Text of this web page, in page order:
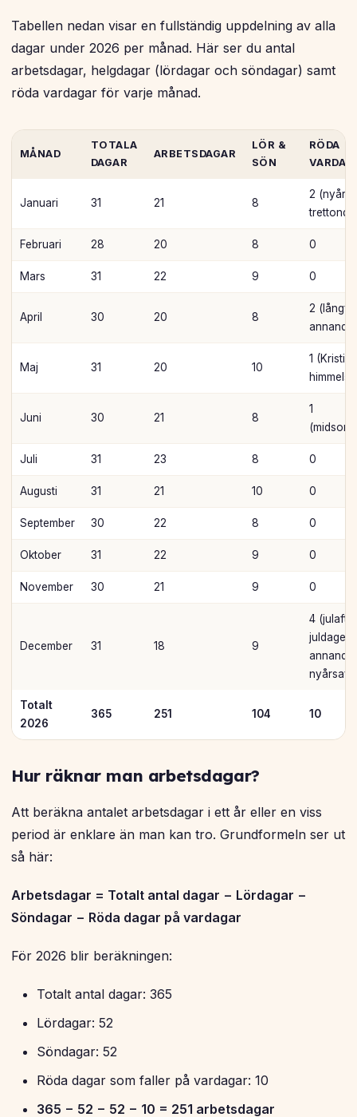
Tabellen nedan visar en fullständig uppdelning av alla
dagar under 2026 per månad. Här ser du antal
arbetsdagar, helgdagar (lördagar och söndagar) samt
röda vardagar för varje månad.
MÅNAD
TOTALA
DAGAR
ARBETSDAGAR
LÖR &
SÖN
RÖDA
Januari 31 21 8
2
Februari 28 20 8 0
Mars 31 22 9 0
April 30 20 8
2
Maj 31 20 10
1 (Kristi
Juni 30 21 8
1
Juli 31 23 8 0
Augusti 31 21 10 0
September 30 22 8 0
Oktober 31 22 9 0
November 30 21 9 0
December 31 18 9
4
juldagen,
Totalt
2026
365 251 104 10
Hur räknar man arbetsdagar?
Att beräkna antalet arbetsdagar i ett år eller en viss
period är enklare än man kan tro. Grundformeln ser ut
så här:
Arbetsdagar = Totalt antal dagar − Lördagar −
Söndagar − Röda dagar på vardagar
För 2026 blir beräkningen:
Totalt antal dagar: 365
Lördagar: 52
Söndagar: 52
Röda dagar som faller på vardagar: 10
365 − 52 − 52 − 10 = 251 arbetsdagar